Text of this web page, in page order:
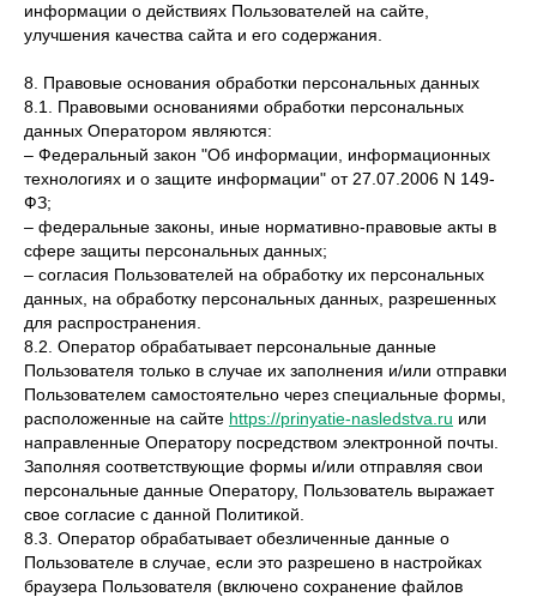
информации о действиях Пользователей на сайте,
улучшения качества сайта и его содержания.
8. Правовые основания обработки персональных данных
8.1. Правовыми основаниями обработки персональных
данных Оператором являются:
– Федеральный закон "Об информации, информационных
технологиях и о защите информации" от 27.07.2006 N 149-
ФЗ;
– федеральные законы, иные нормативно-правовые акты в
сфере защиты персональных данных;
– согласия Пользователей на обработку их персональных
данных, на обработку персональных данных, разрешенных
для распространения.
8.2. Оператор обрабатывает персональные данные
Пользователя только в случае их заполнения и/или отправки
Пользователем самостоятельно через специальные формы,
расположенные на сайте https://prinyatie-nasledstva.ru или
направленные Оператору посредством электронной почты.
Заполняя соответствующие формы и/или отправляя свои
персональные данные Оператору, Пользователь выражает
свое согласие с данной Политикой.
8.3. Оператор обрабатывает обезличенные данные о
Пользователе в случае, если это разрешено в настройках
браузера Пользователя (включено сохранение файлов